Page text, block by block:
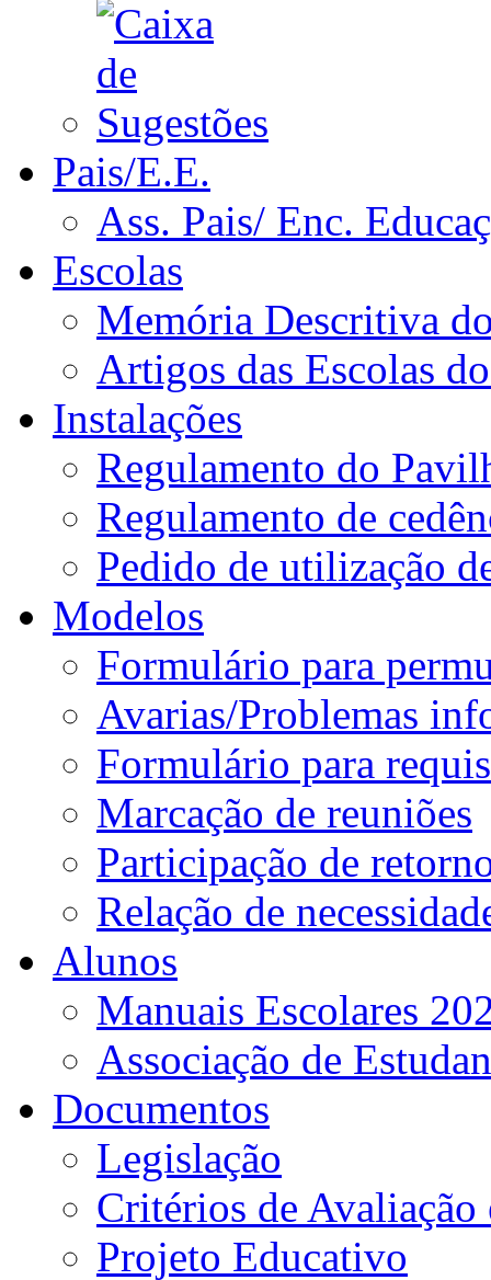
Pais/E.E.
Ass. Pais/ Enc.
Escolas
Memória Descritiva
Artigos das Escolas
Instalações
Regulamento do
Regulamento de
Pedido de utilização
Modelos
Formulário para
Avarias/Problemas
Formulário para
Marcação de reuniões
Participação de
Relação de
Alunos
Manuais Escolares
Associação de
Documentos
Legislação
Critérios de
Projeto Educativo